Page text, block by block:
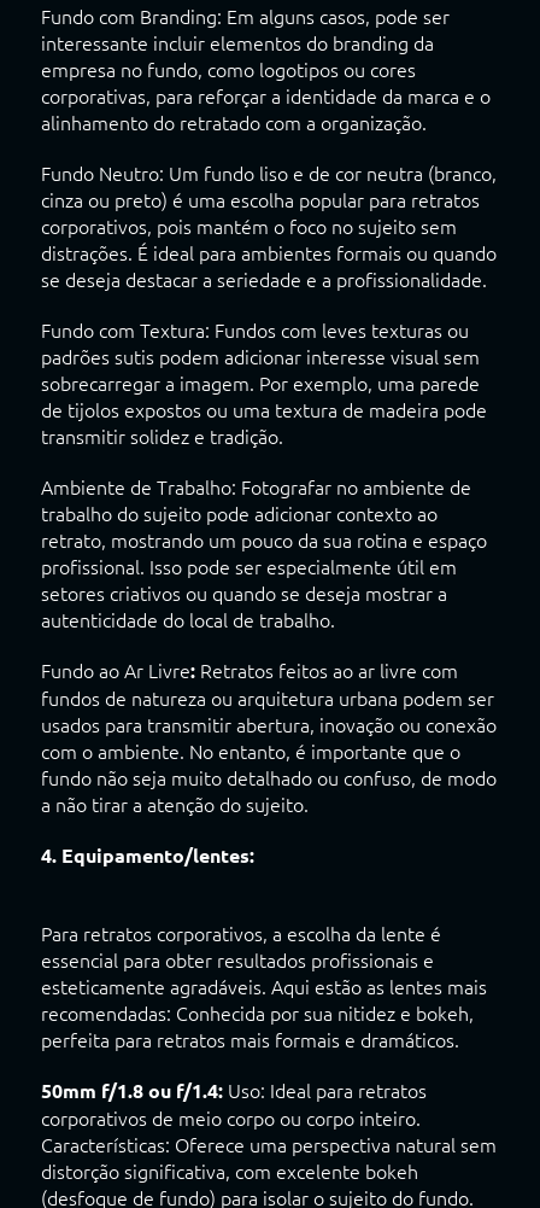
Fundo com Branding: Em alguns casos, pode ser
interessante incluir elementos do branding da
empresa no fundo, como logotipos ou cores
corporativas, para reforçar a identidade da marca e o
alinhamento do retratado com a organização.
Fundo Neutro: Um fundo liso e de cor neutra (branco,
cinza ou preto) é uma escolha popular para retratos
corporativos, pois mantém o foco no sujeito sem
distrações. É ideal para ambientes formais ou quando
se deseja destacar a seriedade e a profissionalidade.
Fundo com Textura: Fundos com leves texturas ou
padrões sutis podem adicionar interesse visual sem
sobrecarregar a imagem. Por exemplo, uma parede
de tijolos expostos ou uma textura de madeira pode
transmitir solidez e tradição.
Ambiente de Trabalho: Fotografar no ambiente de
trabalho do sujeito pode adicionar contexto ao
retrato, mostrando um pouco da sua rotina e espaço
profissional. Isso pode ser especialmente útil em
setores criativos ou quando se deseja mostrar a
autenticidade do local de trabalho.
Fundo ao Ar Livre:Retratos feitos ao ar livre com
fundos de natureza ou arquitetura urbana podem ser
usados para transmitir abertura, inovação ou conexão
com o ambiente. No entanto, é importante que o
fundo não seja muito detalhado ou confuso, de modo
a não tirar a atenção do sujeito.
4. Equipamento/lentes:
Para retratos corporativos, a escolha da lente é
essencial para obter resultados profissionais e
esteticamente agradáveis. Aqui estão as lentes mais
recomendadas: Conhecida por sua nitidez e bokeh,
perfeita para retratos mais formais e dramáticos.
50mm f/1.8 ou f/1.4: Uso: Ideal para retratos
corporativos de meio corpo ou corpo inteiro.
Características: Oferece uma perspectiva natural sem
distorção significativa, com excelente bokeh
(desfoque de fundo) para isolar o sujeito do fundo.